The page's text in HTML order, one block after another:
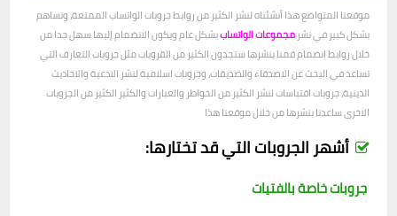
موقعنا المتواضع هذا أنشئناه لنشر الكثير من روابط جروبات الواتساب الممتعة، ونساهم
بشكل كبير في نشر مجموعات الواتساببشكل عام ويكون الانضمام إليها سهل جدا من
خلال روابط انضمام قمنا بنشرها ستجدون الكثير من القروبات مثل جروبات التعارف التي
تساعد في البحث عن الاصدقاء والصديقات، وجروبات اسلامية لنشر الادعية والاحاديث
الدينية، جروبات اقتباسات لنشر الكثير من الخواطر والعبارات والكثير الكثير من الجروبات
الاخرى ساعدنا بنشرها من خلال موقعنا هذا
أشهر الجروبات التي قد تختارها:
جروبات خاصة بالفتيات